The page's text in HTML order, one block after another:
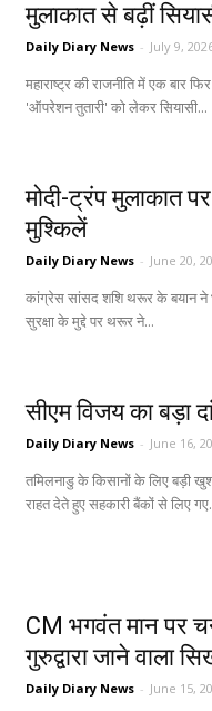
मुलाकात से बढ़ीं
Daily Diary News - July 9,
महाराष्ट्र की राजनीति में एक बार
'ऑपरेशन तुतारी' को लेकर सियासी...
मोदी-ट्रंप मुलाकात
मुश्किलें
Daily Diary News - June 20,
कांग्रेस सांसद शशि थरूर के बयान ने
सुरक्षा के मुद्दे पर थरूर ने...
सीएम विजय का बड़ा
Daily Diary News - June 16,
तमिलनाडु के किसानों के लिए बड़ी
राहत देते हुए सहकारी बैंकों से लिए
CM भगवंत मान पर
गुरुद्वारा जाने वाला
Daily Diary News - June 15,